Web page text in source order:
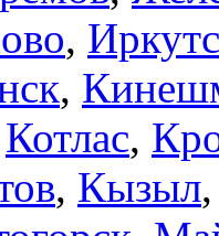
,
,
Котлас,
, Кызыл